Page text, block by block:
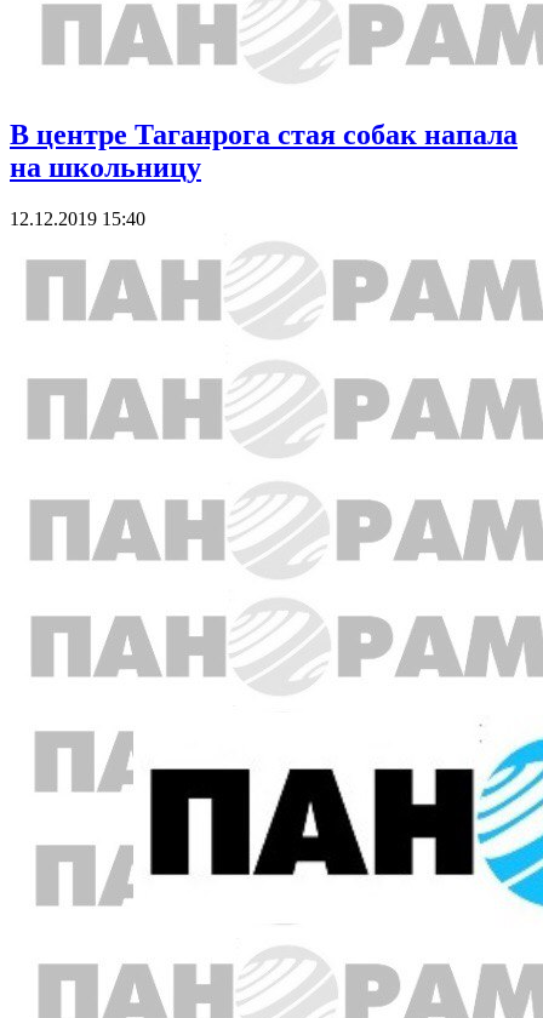
В центре Таганрога стая собак напала
на школьницу
12.12.2019 15:40